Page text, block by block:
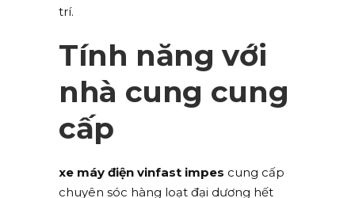
trí.
Tính năng với
nhà cung cung
cấp
xe máy điện vinfast impes cung cấp
chuyên sóc hàng loạt đại dương hết